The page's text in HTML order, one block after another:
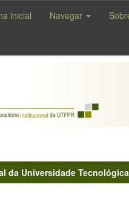
inicial Navegar
da Universidade